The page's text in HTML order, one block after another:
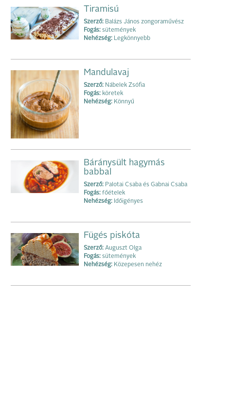
Tiramisú
Szerző: Balázs János zongoraművész
Fogás: sütemények
Nehézség: Legkönnyebb
Mandulavaj
Szerző: Nábelek Zsófia
Fogás: köretek
Nehézség: Könnyű
Báránysült hagymás
babbal
Szerző: Palotai Csaba és Gabnai Csaba
Fogás: főételek
Nehézség: Időigényes
Fügés piskóta
Szerző: Auguszt Olga
Fogás: sütemények
Nehézség: Közepesen nehéz